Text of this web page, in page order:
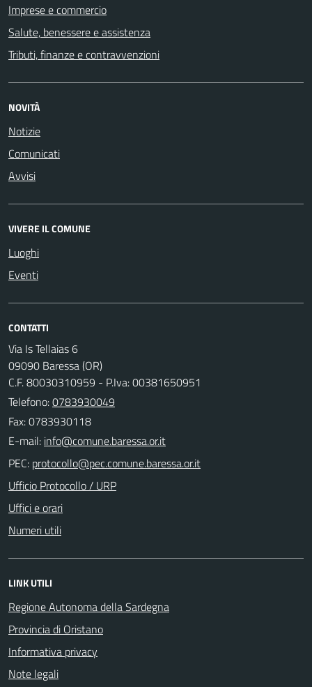
Imprese e commercio
Salute, benessere e assistenza
Tributi, finanze e contravvenzioni
NOVITÀ
Notizie
Comunicati
Avvisi
VIVERE IL COMUNE
Luoghi
Eventi
CONTATTI
Via Is Tellaias 6
09090 Baressa (OR)
C.F. 80030310959 - P.Iva: 00381650951
Telefono:0783930049
Fax: 0783930118
E-mail:
PEC:
Ufficio Protocollo / URP
Uffici e orari
Numeri utili
LINK UTILI
Regione Autonoma della Sardegna
Provincia di Oristano
Informativa privacy
Note legali